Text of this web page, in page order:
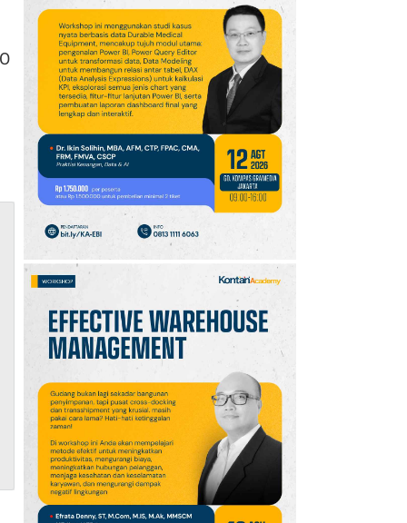
Jadwal Persija vs Arema
FC Perebutan Juara 3
Piala Presiden 2026,
Kick-off Sore Ini
10 Intip Prakiraan Cuaca
Sumsel Kamis (6/8):
Hujan Ringan
Mendominasi, Siapkan
Payung!